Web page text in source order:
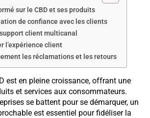
sur le CBD et ses produits
de confiance avec les clients
client multicanal
l’expérience client
les réclamations et les retours
est en pleine croissance, offrant une
et services aux consommateurs.
se battent pour se démarquer, un
est essentiel pour fidéliser la